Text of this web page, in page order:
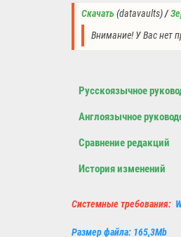
Скачать (datavaults) /
Внимание! У Вас нет
Русскоязычное
Англоязычное
Сравнение редакций
История изменений
Системные требования:
Размер файла: 165,3Mb